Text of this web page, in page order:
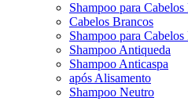
Shampoo para Cabelos
Cabelos Brancos
Shampoo para
Shampoo Antiqueda
Shampoo Anticaspa
após Alisamento
Shampoo Neutro